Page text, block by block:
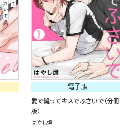
電子版
愛で縫ってキスでふさいで（分冊
版）
はやし燈